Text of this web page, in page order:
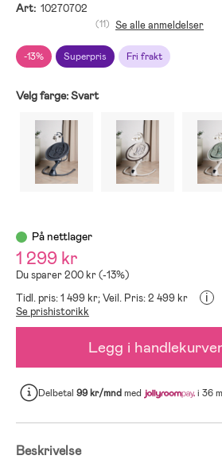
Art: 10270702
-13% Superpris Fri frakt
(11) Se alle anmeldelser
Velg farge:Svart
På nettlager
1 299 kr
Du sparer 200 kr (-13%)
Tidl. pris: 1 499 kr;Veil. Pris: 2 499 kr i
Se prishistorikk
Legg i
Delbetal 99 kr/mndmed i 36
Beskrivelse